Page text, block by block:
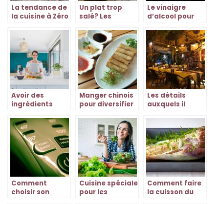
La tendance de
la cuisine à Zéro
Un plat trop
salé? Les
astuces pour
réajuster
Le vinaigre
d’alcool pour
votre cuisine
Avoir des
ingrédients
pour un repas.
Manger chinois
pour diversifier
Les détails
auxquels il
l’ouverture de
votre
restaurant
Comment
choisir son
Cuisine spéciale
pour les
Comment faire
la cuisson du